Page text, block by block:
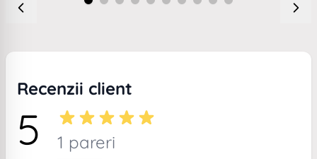
Recenzii client
5 1 pareri